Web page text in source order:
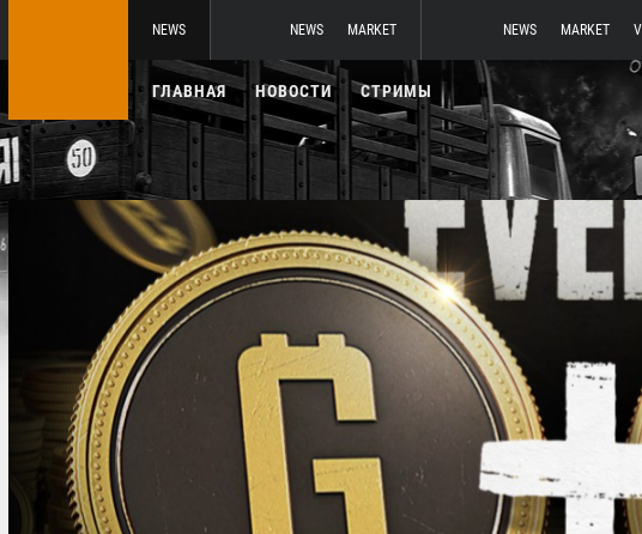
NEWS NEWS MARKET NEWS MARKET
ГЛАВНАЯ НОВОСТИ СТРИМЫ